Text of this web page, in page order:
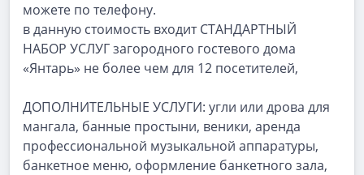
можете по телефону.
в данную стоимость входит СТАНДАРТНЫЙ
НАБОР УСЛУГ загородного гостевого дома
«Янтарь» не более чем для 12 посетителей,
ДОПОЛНИТЕЛЬНЫЕ УСЛУГИ: угли или дрова для
мангала, банные простыни, веники, аренда
профессиональной музыкальной аппаратуры,
банкетное меню, оформление банкетного зала,